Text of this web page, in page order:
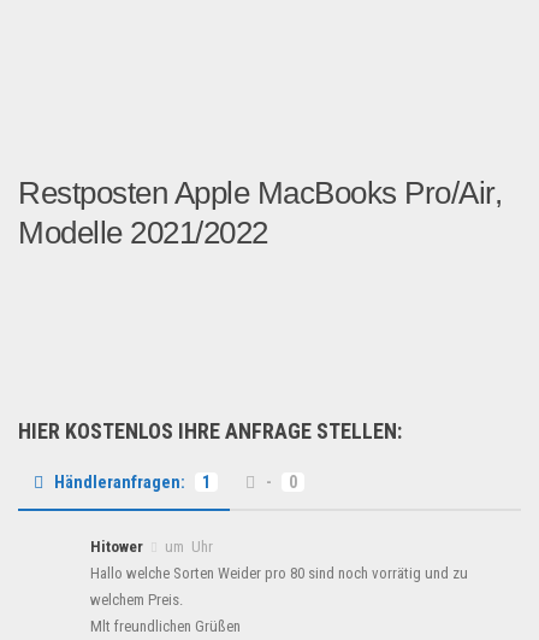
Restposten Apple MacBooks Pro/Air,
Modelle 2021/2022
HIER KOSTENLOS IHRE ANFRAGE STELLEN:
Händleranfragen: 1 - 0
Hitower
um Uhr
Hallo welche Sorten Weider pro 80 sind noch vorrätig und zu
welchem Preis.
Mlt freundlichen Grüßen